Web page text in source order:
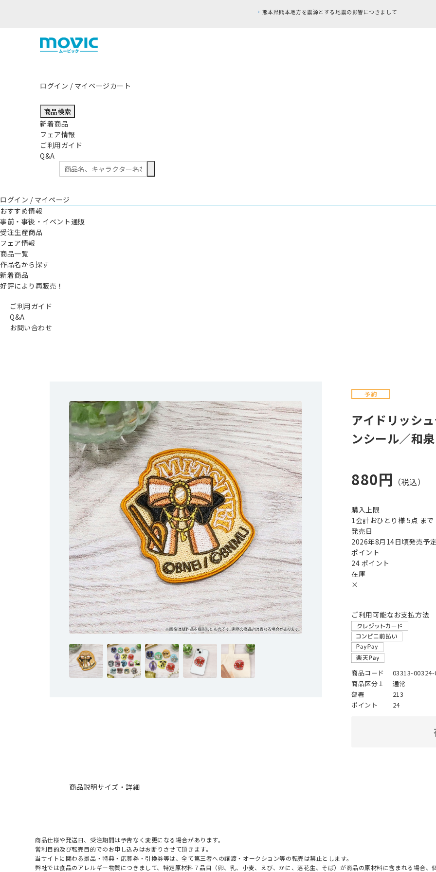
熊本県熊本地方を震源とする地震の影響につきまして
ログイン / マイページカート
商品検索
新着商品
フェア情報
ご利用ガイド
Q&A
ログイン / マイページ
おすすめ情報
事前・事後・イベント通販
受注生産商品
フェア情報
商品一覧
作品名から探す
新着商品
好評により再販売！
ご利用ガイド
Q&A
お問い合わせ
アイドリッシ
ンシール／和
880円
購入上限
1会計おひとり様 5点 まで
発売日
2026年8月14日頃発売予定
ポイント
24 ポイント
在庫
×
ご利用可能なお支払方法
商品コード
03313-00324-
商品区分１
通常
部署
213
ポイント
24
商品説明サイズ・詳細
商品仕様や発送日、受注期間は予告なく変更になる場合があります。
営利目的及び転売目的でのお申し込みはお断りさせて頂きます。
当サイトに関わる景品・特典・応募券・引換券等は、全て第三者への譲渡・オークション等の転売は禁止とします。
弊社では食品のアレルギー物質につきまして、特定原材料７品目（卵、乳、小麦、えび、かに、落花生、そば）が商品の原材料に含まれる場合、